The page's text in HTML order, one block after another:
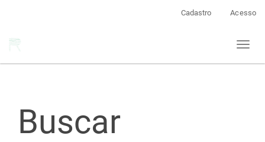
Cadastro Acesso
Toggle
Buscar